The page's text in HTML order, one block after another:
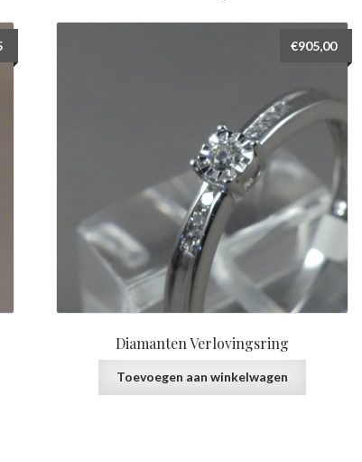
Diamanten Verlovingsring
€905,00
Toevoegen aan winkelwagen